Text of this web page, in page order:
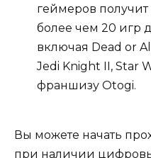
геймеров получит
более чем 20 игр
включая Dead or
Jedi Knight II, Star
франшизу Otogi.
Вы можете начать
при наличии